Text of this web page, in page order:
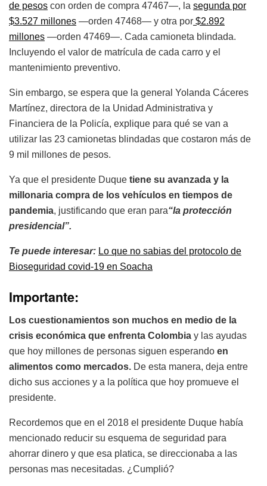
de pesos con orden de compra 47467—, la segunda por
$3.527 millones —orden 47468— y otra por $2.892
millones —orden 47469—. Cada camioneta blindada.
Incluyendo el valor de matrícula de cada carro y el
mantenimiento preventivo.
Sin embargo, se espera que la general Yolanda Cáceres
Martínez, directora de la Unidad Administrativa y
Financiera de la Policía, explique para qué se van a
utilizar las 23 camionetas blindadas que costaron más de
9 mil millones de pesos.
Ya que el presidente Duque tiene su avanzada y la
millonaria compra de los vehículos en tiempos de
pandemia, justificando que eran para“la protección
presidencial”.
Te puede interesar: Lo que no sabias del protocolo de
Bioseguridad covid-19 en Soacha
Importante:
Los cuestionamientos son muchos en medio de la
crisis económica que enfrenta Colombia y las ayudas
que hoy millones de personas siguen esperando en
alimentos como mercados. De esta manera, deja entre
dicho sus acciones y a la política que hoy promueve el
presidente.
Recordemos que en el 2018 el presidente Duque había
mencionado reducir su esquema de seguridad para
ahorrar dinero y que esa platica, se direccionaba a las
personas mas necesitadas. ¿Cumplió?